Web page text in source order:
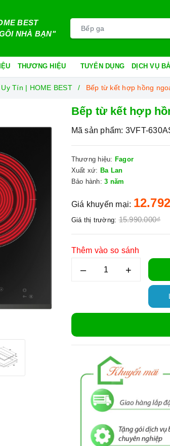
BEST
NHÀ BẠN"
THƯƠNG HIỆU TUYỂN DỤNG DỊCH VỤ
Tín | HOME BEST Bếp từ kết hợp hồng
Bếp từ kết hợp
Mã sản phẩm: 3VFT-
Thương hiệu: Fagor
Xuất xứ: Ba Lan
Bảo hành: 3 năm
Giá khuyến mại:
Giá thị trường: 15.990.000₫
Thêm vào so sánh
– +